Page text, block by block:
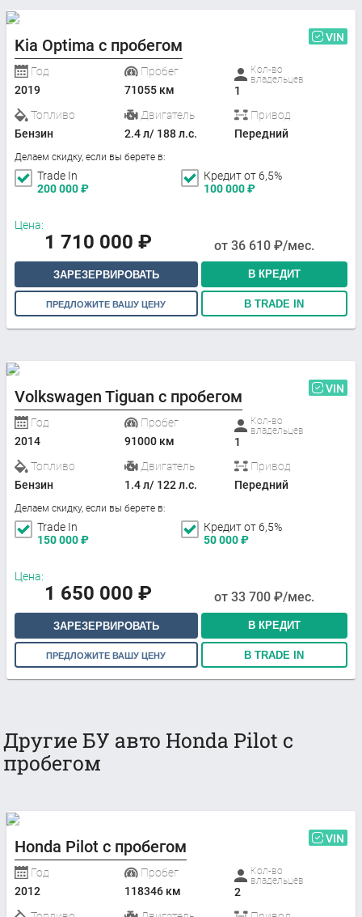
Kia Optima с пробегом VIN
Год
2019
Пробег
71055 км
Кол-во
владельцев
1
Топливо
Бензин
Двигатель
2.4 л/ 188 л.с.
Привод
Передний
Делаем скидку, если вы берете в:
Trade In
200 000₽
Кредит от 6,5%
100 000₽
Цена:
1 710 000 ₽ от 36 610 ₽/мес.
ЗАРЕЗЕРВИРОВАТЬ В КРЕДИТ
ПРЕДЛОЖИТЕ ВАШУ ЦЕНУ В TRADE IN
Volkswagen Tiguan с пробегом VIN
Год
2014
Пробег
91000 км
Кол-во
владельцев
1
Топливо
Бензин
Двигатель
1.4 л/ 122 л.с.
Привод
Передний
Делаем скидку, если вы берете в:
Trade In
150 000₽
Кредит от 6,5%
50 000₽
Цена:
1 650 000 ₽ от 33 700 ₽/мес.
ЗАРЕЗЕРВИРОВАТЬ В КРЕДИТ
ПРЕДЛОЖИТЕ ВАШУ ЦЕНУ В TRADE IN
Другие БУ авто Honda Pilot с
пробегом
Honda Pilot с пробегом VIN
Год
2012
Пробег
118346 км
Кол-во
владельцев
2